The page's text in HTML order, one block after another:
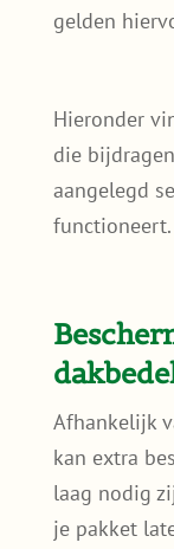
gelden
Hieronder
die
aangelegd
functioneert.
Afhankelijk
kan extra
laag nodig
je pakket